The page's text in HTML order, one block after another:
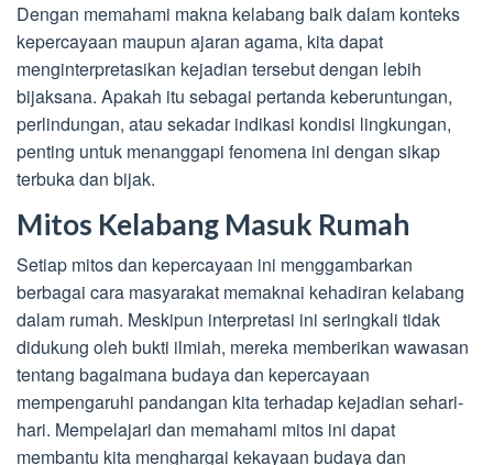
Dengan memahami makna kelabang baik dalam konteks
kepercayaan maupun ajaran agama, kita dapat
menginterpretasikan kejadian tersebut dengan lebih
bijaksana. Apakah itu sebagai pertanda keberuntungan,
perlindungan, atau sekadar indikasi kondisi lingkungan,
penting untuk menanggapi fenomena ini dengan sikap
terbuka dan bijak.
Mitos Kelabang Masuk Rumah
Setiap mitos dan kepercayaan ini menggambarkan
berbagai cara masyarakat memaknai kehadiran kelabang
dalam rumah. Meskipun interpretasi ini seringkali tidak
didukung oleh bukti ilmiah, mereka memberikan wawasan
tentang bagaimana budaya dan kepercayaan
mempengaruhi pandangan kita terhadap kejadian sehari-
hari. Mempelajari dan memahami mitos ini dapat
membantu kita menghargai kekayaan budaya dan